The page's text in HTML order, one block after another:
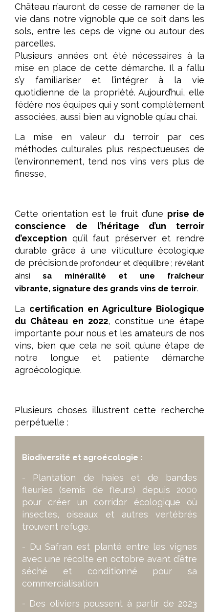
Château n’auront de cesse de ramener de la
vie dans notre vignoble que ce soit dans les
sols, entre les ceps de vigne ou autour des
parcelles.
Plusieurs années ont été nécessaires à la
mise en place de cette démarche. Il a fallu
s’y familiariser et l’intégrer à la vie
quotidienne de la propriété. Aujourd’hui, elle
fédère nos équipes qui y sont complètement
associées, aussi bien au vignoble qu’au chai.
La mise en valeur du terroir par ces
méthodes culturales plus respectueuses de
l’environnement, tend nos vins vers plus de
finesse,
Cette orientation est le fruit d’une prise de
conscience de l’héritage d’un terroir
d’exception qu’il faut préserver et rendre
durable grâce à une viticulture écologique
de précision.de profondeur et d’équilibre ; révélant
ainsisa minéralité et une fraîcheur
vibrante, signature des grands vins de terroir.
La certification en Agriculture Biologique
du Château en 2022, constitue une étape
importante pour nous et les amateurs de nos
vins, bien que cela ne soit qu’une étape de
notre longue et patiente démarche
agroécologique.
Plusieurs choses illustrent cette recherche
perpétuelle :
Biodiversité et agroécologie :
- Plantation de haies et de bandes
fleuries (semis de fleurs) depuis 2000
pour créer un corridor écologique où
insectes, oiseaux et autres vertébrés
trouvent refuge.
- Du Safran est planté entre les vignes
avec une récolte en octobre avant d’être
séché et conditionné pour sa
commercialisation.
- Des oliviers poussent à partir de 2023